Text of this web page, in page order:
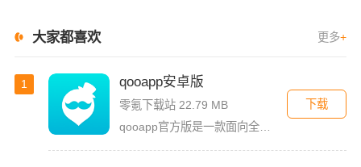
大家都喜欢 更多+
1 qooapp安卓版
零氪下载站 22.79 MB
qooapp官方版是一款面向全球的二次元游戏资讯平台，它融合玩家社群、媒体资讯、游戏商店于一体，旨在汇聚全球热爱ACG的玩家，为他们创造有趣有爱有价值的产品和服务。为二次元游戏爱好者提供上万款游戏下载
下载